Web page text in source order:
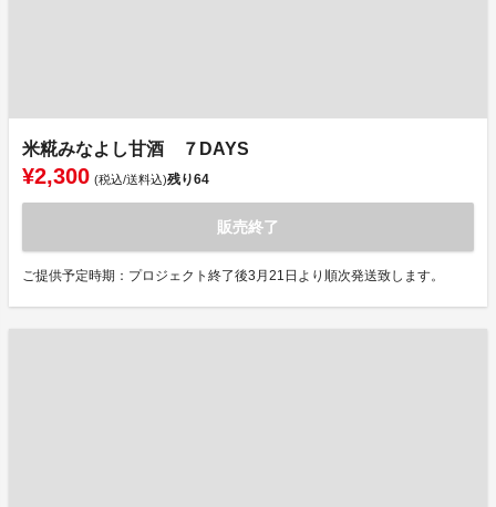
米糀みなよし甘酒 ７DAYS
¥2,300 (税込/送料込)残り64
販売終了
ご提供予定時期：プロジェクト終了後3月21日より順次発送致します。